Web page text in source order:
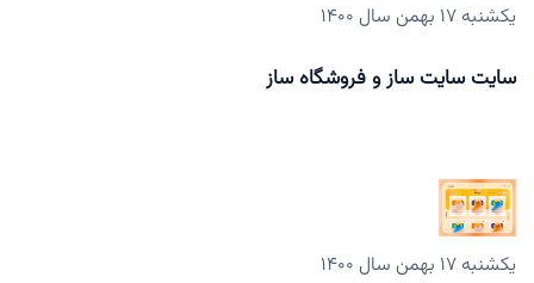
یکشنبه ۱۷ بهمن سال ۱۴۰۰
سایت سایت ساز و فروشگاه ساز
یکشنبه ۱۷ بهمن سال ۱۴۰۰